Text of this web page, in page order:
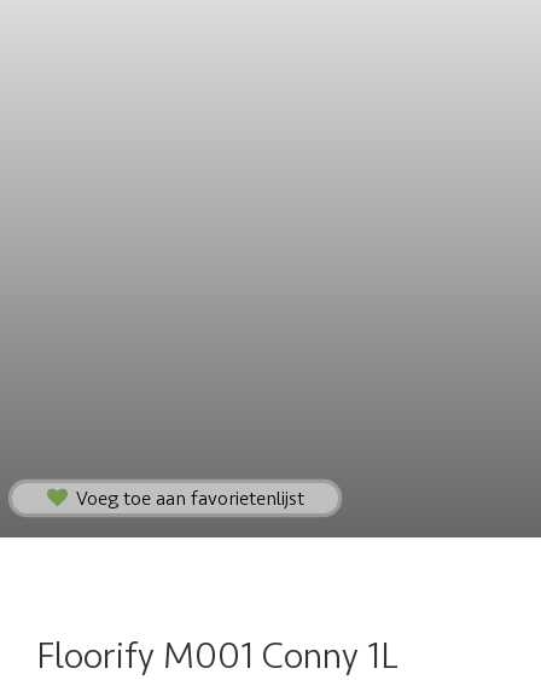
Voeg toe aan favorietenlijst
Floorify M001 Conny 1L